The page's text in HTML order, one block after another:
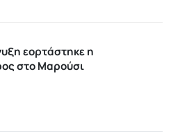
εορτάστηκε η
στο Μαρούσι